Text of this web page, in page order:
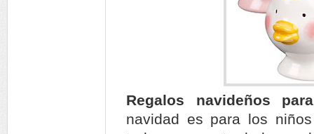
Regalos navideños
navidad es para los